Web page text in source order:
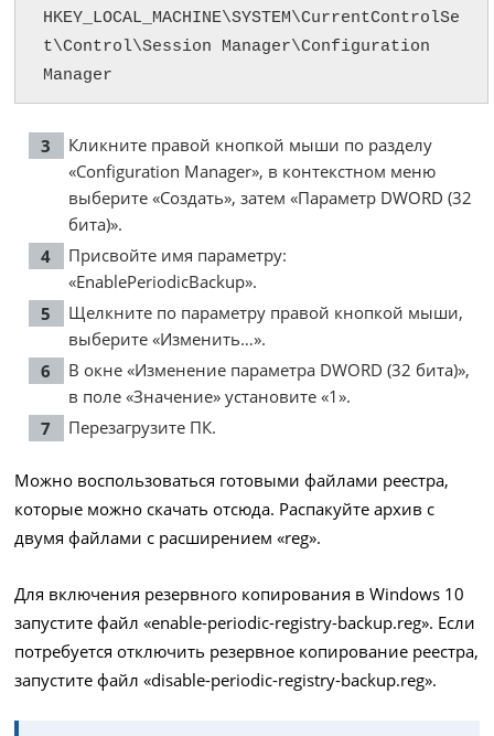
HKEY_LOCAL_MACHINE\SYSTEM\CurrentControlSe
t\Control\Session Manager\Configuration
Manager
Кликните правой кнопкой мыши по разделу
«Configuration Manager», в контекстном меню
выберите «Создать», затем «Параметр DWORD (32
бита)».
Присвойте имя параметру:
«EnablePeriodicBackup».
Щелкните по параметру правой кнопкой мыши,
выберите «Изменить…».
В окне «Изменение параметра DWORD (32 бита)»,
в поле «Значение» установите «1».
Перезагрузите ПК.
Можно воспользоваться готовыми файлами реестра,
которые можно скачатьотсюда. Распакуйте архив с
двумя файлами с расширением «reg».
Для включения резервного копирования в Windows 10
запустите файл «enable-periodic-registry-backup.reg». Если
потребуется отключить резервное копирование реестра,
запустите файл «disable-periodic-registry-backup.reg».